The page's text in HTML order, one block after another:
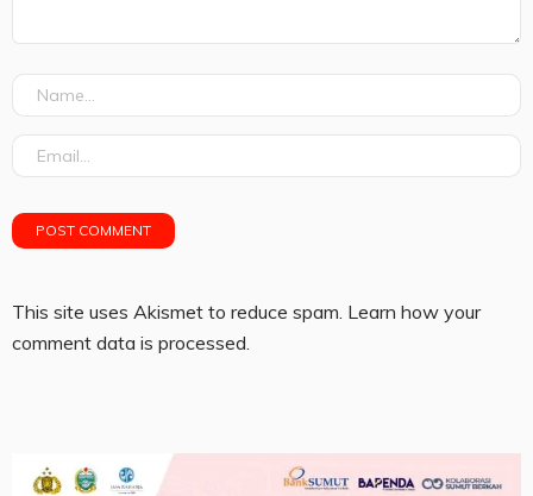
This site uses Akismet to reduce spam. Learn how your
comment data is processed.